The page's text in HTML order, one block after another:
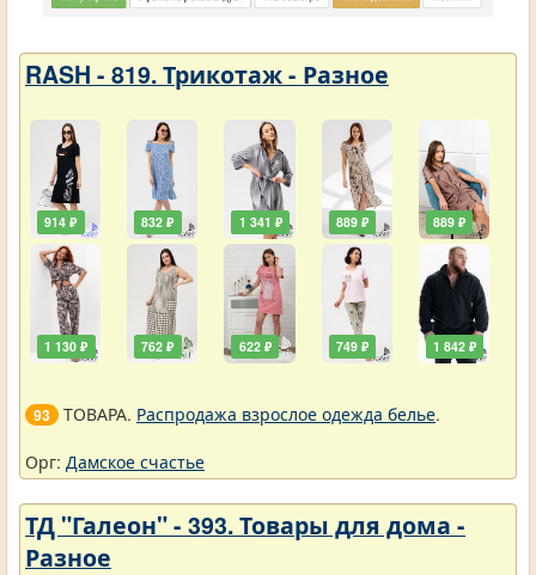
RASH - 819. Трикотаж - Разное
914 ₽
1 130 ₽
832 ₽
762 ₽
1 341 ₽
622 ₽
889 ₽
749 ₽
889 ₽
1 842 ₽
93 ТОВАРА. Распродажа взрослое одежда белье.
Орг: Дамское счастье
ТД "Галеон" - 393. Товары для дома -
Разное